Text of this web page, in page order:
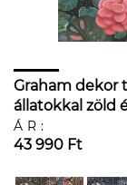
Graham dekor
állatokkal zöld
ÁR:
43 990 Ft